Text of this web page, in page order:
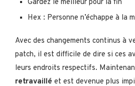
Gardez le meilleur pour la fin
Hex : Personne n’échappe à la
Avec des changements continus à
patch, il est difficile de dire si ces
leurs endroits respectifs.
retravaillé et est devenue plus